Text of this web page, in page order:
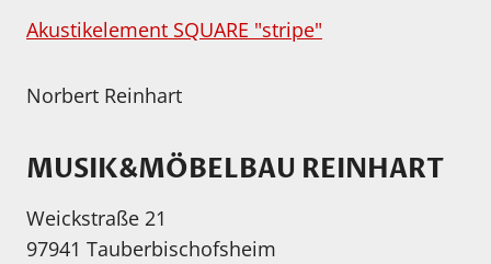
Akustikelement SQUARE "stripe"
Norbert Reinhart
MUSIK&MÖBELBAU REINHART
Weickstraße 21
97941 Tauberbischofsheim